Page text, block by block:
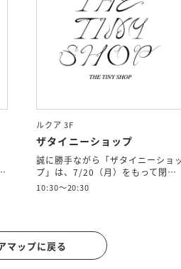
ルクア 3F
ザタイニーショップ
誠に勝手ながら「ザタイニーショ
プ」は、7/20（月）をもって閉…
10:30～20:30
マップに戻る